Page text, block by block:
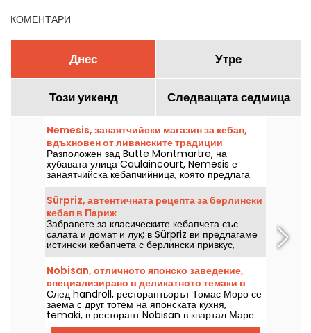
КОМЕНТАРИ
Днес Утре
Този уикенд Следващата седмица
Nemesis, занаятчийски магазин за кебап,
вдъхновен от ливанските традиции
Разположен зад Butte Montmartre, на
хубавата улица Caulaincourt, Nemesis е
занаятчийска кебапчийница, която предлага
100% домашно приготвени сандвичи и
гарнитури. Модерно място, предлагащо
ливански вкусове, което трябва да бъде
открито в 18-и район на Париж.
Sürpriz, автентичната рецепта за берлински
кебап в Париж
Забравете за класическите кебапчета със
салата и домат и лук; в Sürpriz ви предлагаме
истински кебапчета с берлински привкус,
пълни с пресни зеленчуци, перфектно
изпечено месо и домашно приготвени сосове.
Добри новини за жителите на Източен Париж: в
Бастилията току-що отвори врати нов адрес!
Nobisan, отличното японско заведение,
специализирано в деликатното темаки в
квартал Маре.
След handroll, ресторантьорът Томас Моро се
заема с друг тотем на японската кухня,
temaki, в ресторант Nobisan в квартал Маре.
С голяма финес, този благороден адрес е